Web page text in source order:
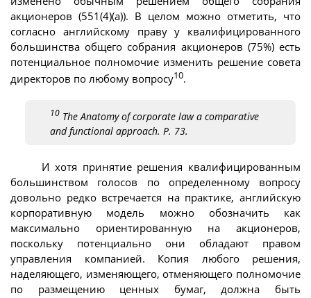
акционеров (551(4)(а)). В целом можно отметить, что
согласно английскому праву у квалифицированного
большинства общего собрания акционеров (75%) есть
потенциальное полномочие изменить решение совета
директоров по любому вопросу10.
10 The Anatomy of corporate law a comparative
and functional approach. P. 73.
И хотя принятие решения квалифицированным
большинством голосов по определенному вопросу
довольно редко встречается на практике, английскую
корпоративную модель можно обозначить как
максимально ориентированную на акционеров,
поскольку потенциально они обладают правом
управления компанией. Копия любого решения,
наделяющего, изменяющего, отменяющего полномочие
по размещению ценных бумаг, должна быть